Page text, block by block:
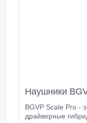
Наушники
BGVP Scale Pro -
драйверные